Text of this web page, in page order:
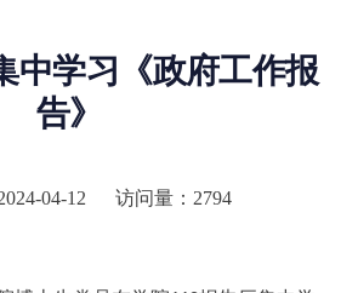
中学习《政府工作报
告》
04-12 访问量： 2794